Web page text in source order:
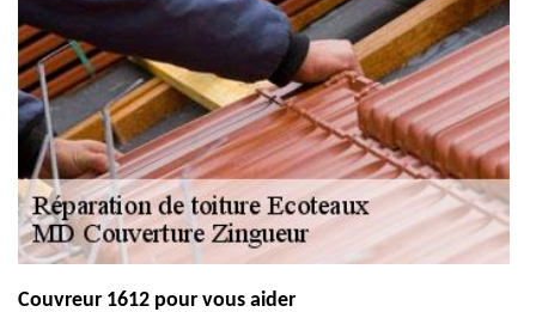
Couvreur 1612 pour vous aider